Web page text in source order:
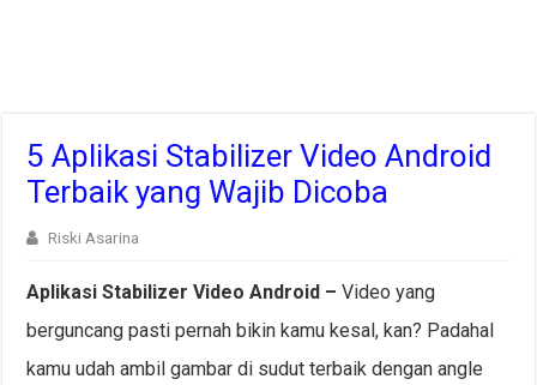
5 Aplikasi Stabilizer Video Android
Terbaik yang Wajib Dicoba
Riski Asarina
Aplikasi Stabilizer Video Android – Video yang
berguncang pasti pernah bikin kamu kesal, kan? Padahal
kamu udah ambil gambar di sudut terbaik dengan angle